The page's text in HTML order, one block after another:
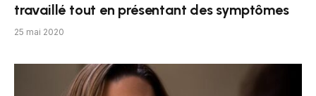
travaillé tout en présentant des symptômes
25 mai 2020